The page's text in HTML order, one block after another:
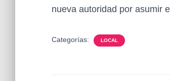
nueva autoridad por asumir
Categorías: LOCAL